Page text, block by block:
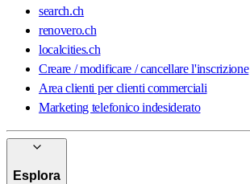
search.ch
renovero.ch
localcities.ch
Creare / modificare / cancellare l'inscrizione
Area clienti per clienti commerciali
Marketing telefonico indesiderato
Esplora